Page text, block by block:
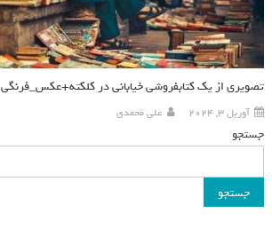
تصویری از یک کتابفروشی خیابانی در کلکته+عکس_فرنگی
آوریل 3, 2024 علی محمدی
جستجو
جستجو